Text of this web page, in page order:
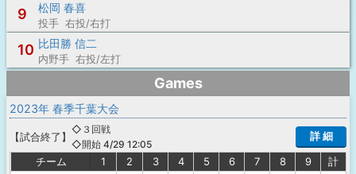
9 松岡 春喜
投手 右投/右打
10 比田勝 信二
内野手 右投/左打
Games
2023年 春季千葉大会
【試合終了 】
◇３回戦
◇開始 4/29 12:05
詳 細
チーム 1 2 3 4 5 6 7 8 9
計